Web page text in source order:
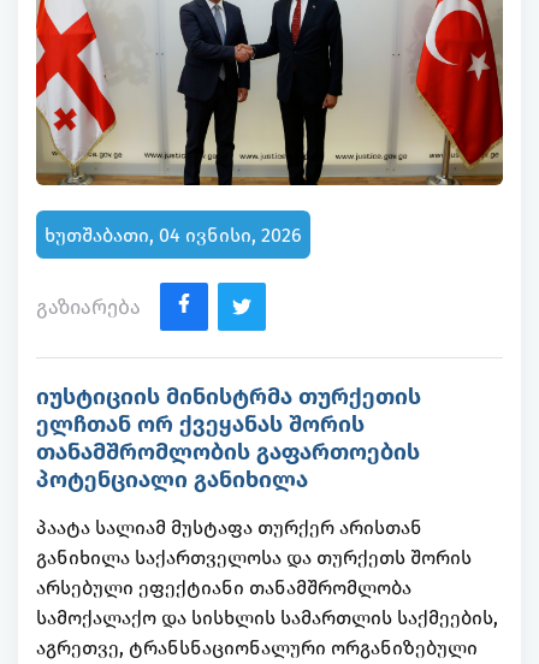
ხუთშაბათი, 04 ივნისი, 2026
გაზიარება
იუსტიციის მინისტრმა თურქეთის
ელჩთან ორ ქვეყანას შორის
თანამშრომლობის გაფართოების
პოტენციალი განიხილა
პაატა სალიამ მუსტაფა თურქერ არისთან
განიხილა საქართველოსა და თურქეთს შორის
არსებული ეფექტიანი თანამშრომლობა
სამოქალაქო და სისხლის სამართლის საქმეების,
აგრეთვე, ტრანსნაციონალური ორგანიზებული